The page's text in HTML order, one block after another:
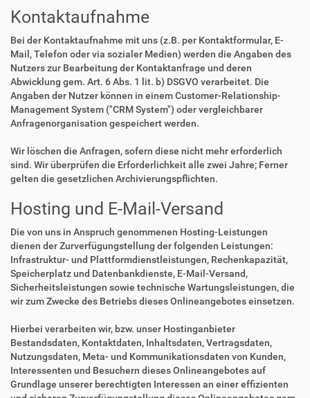
Kontaktaufnahme
Bei der Kontaktaufnahme mit uns (z.B. per Kontaktformular, E-
Mail, Telefon oder via sozialer Medien) werden die Angaben des
Nutzers zur Bearbeitung der Kontaktanfrage und deren
Abwicklung gem. Art. 6 Abs. 1 lit. b) DSGVO verarbeitet. Die
Angaben der Nutzer können in einem Customer-Relationship-
Management System ("CRM System") oder vergleichbarer
Anfragenorganisation gespeichert werden.
Wir löschen die Anfragen, sofern diese nicht mehr erforderlich
sind. Wir überprüfen die Erforderlichkeit alle zwei Jahre; Ferner
gelten die gesetzlichen Archivierungspflichten.
Hosting und E-Mail-Versand
Die von uns in Anspruch genommenen Hosting-Leistungen
dienen der Zurverfügungstellung der folgenden Leistungen:
Infrastruktur- und Plattformdienstleistungen, Rechenkapazität,
Speicherplatz und Datenbankdienste, E-Mail-Versand,
Sicherheitsleistungen sowie technische Wartungsleistungen, die
wir zum Zwecke des Betriebs dieses Onlineangebotes einsetzen.
Hierbei verarbeiten wir, bzw. unser Hostinganbieter
Bestandsdaten, Kontaktdaten, Inhaltsdaten, Vertragsdaten,
Nutzungsdaten, Meta- und Kommunikationsdaten von Kunden,
Interessenten und Besuchern dieses Onlineangebotes auf
Grundlage unserer berechtigten Interessen an einer effizienten